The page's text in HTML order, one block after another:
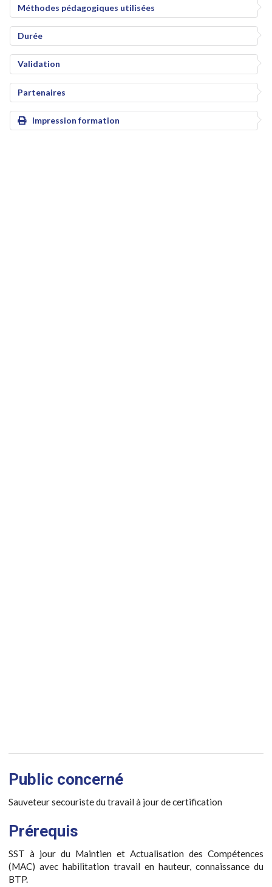
Méthodes pédagogiques utilisées
Durée
Validation
Partenaires
Impression formation
Public concerné
Sauveteur secouriste du travail à jour de certification
Prérequis
SST à jour du Maintien et Actualisation des Compétences
(MAC) avec habilitation travail en hauteur, connaissance du
BTP.